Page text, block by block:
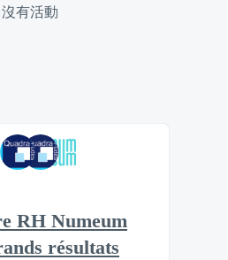
沒有活動
RH Numeum
résultats